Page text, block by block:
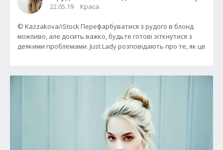
22.05.19 Краса
© Kazzakova/iStock Перефарбуватися з рудого в блонд
можливо, але досить важко, будьте готові зіткнутися з
деякими проблемами. Just Lady розповідають про те, як це